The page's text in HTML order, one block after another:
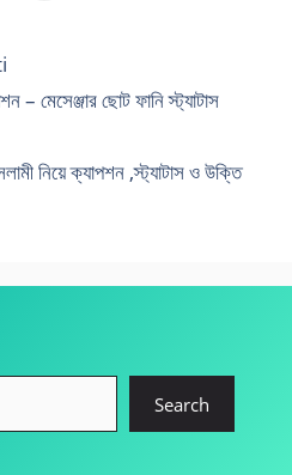
– মেসেঞ্জার ছোট ফানি স্ট্যাটাস
নিয়ে ক্যাপশন ,স্ট্যাটাস ও উক্তি
Search